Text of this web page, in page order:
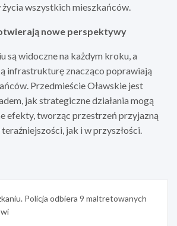
wszystkich mieszkańców.
nowe perspektywy
są widoczne na każdym kroku, a
infrastrukturę znacząco poprawiają
Przedmieście Oławskie jest
jak strategiczne działania mogą
efekty, tworząc przestrzeń przyjazną
jak i w przyszłości.
Policja odbiera 9 maltretowanych